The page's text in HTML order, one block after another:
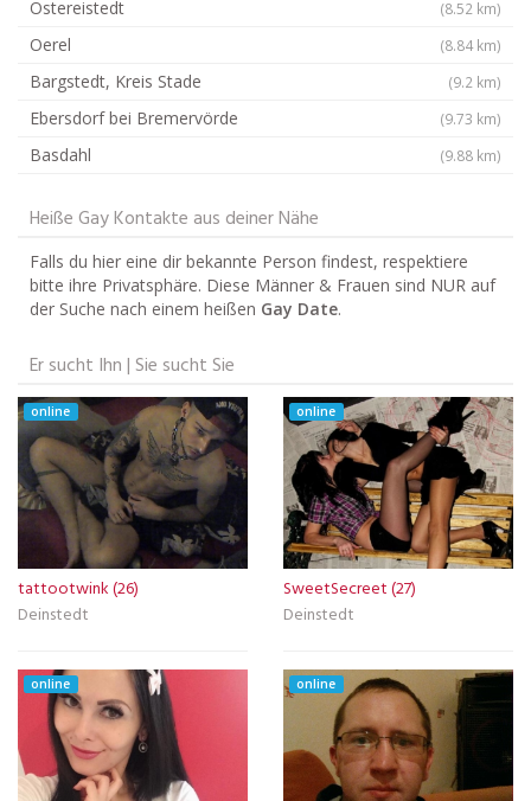
Ostereistedt (8.52 km)
Oerel (8.84 km)
Bargstedt, Kreis Stade (9.2 km)
Ebersdorf bei Bremervörde (9.73 km)
Basdahl (9.88 km)
Heiße Gay Kontakte aus deiner Nähe
Falls du hier eine dir bekannte Person findest, respektiere
bitte ihre Privatsphäre. Diese Männer & Frauen sind NUR auf
der Suche nach einem heißen Gay Date.
Er sucht Ihn | Sie sucht Sie
online
tattootwink (26)
Deinstedt
online
SweetSecreet (27)
Deinstedt
online online